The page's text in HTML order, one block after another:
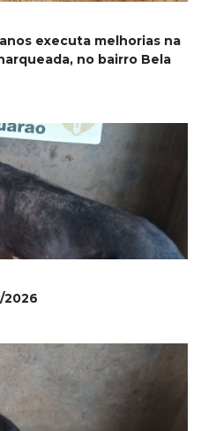
executa melhorias na
no bairro Bela